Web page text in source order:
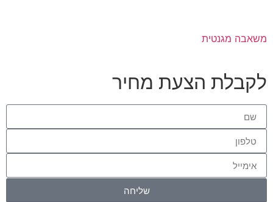
משאבה מגנטית
לקבלת הצעת מחיר
שליחה